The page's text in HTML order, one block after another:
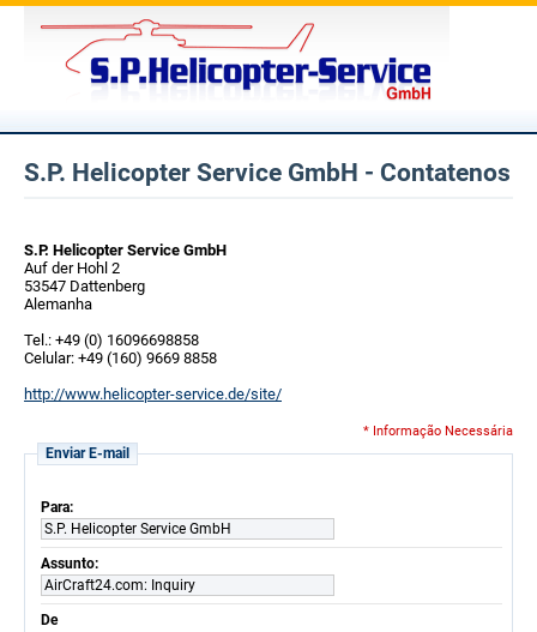
S.P. Helicopter Service GmbH - Contatenos
S.P. Helicopter Service GmbH
Auf der Hohl 2
53547 Dattenberg
Alemanha
Tel.: +49 (0) 16096698858
Celular: +49 (160) 9669 8858
http://www.helicopter-service.de/site/
* Informação Necessária
Enviar E-mail
Para:
S.P. Helicopter Service GmbH
Assunto:
AirCraft24.com: Inquiry
De